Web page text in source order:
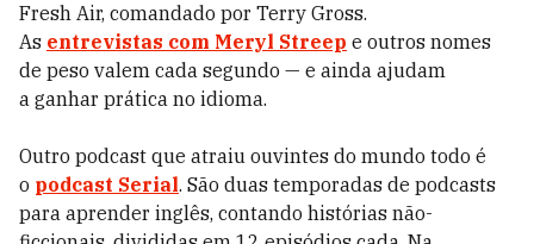
Fresh Air, comandado por Terry Gross.
As entrevistas com Meryl Streep e outros nomes
de peso valem cada segundo — e ainda ajudam
a ganhar prática no idioma.
Outro podcast que atraiu ouvintes do mundo todo é
o podcast Serial. São duas temporadas de podcasts
para aprender inglês, contando histórias não-